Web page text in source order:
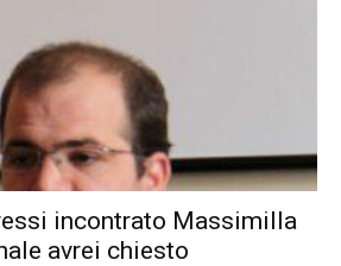
incontrato Massimilla
avrei chiesto